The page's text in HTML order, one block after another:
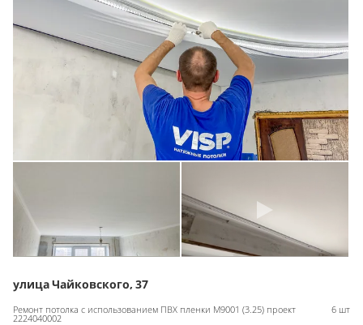
улица Чайковского, 37
Ремонт потолка с использованием ПВХ пленки M9001 (3.25) проект
2224040002
6 шт